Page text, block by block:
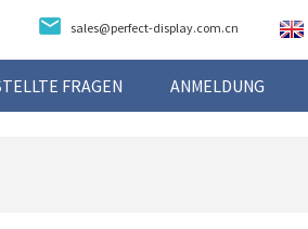
sales@perfect-display.com.cn
FRAGEN ANMELDUNG